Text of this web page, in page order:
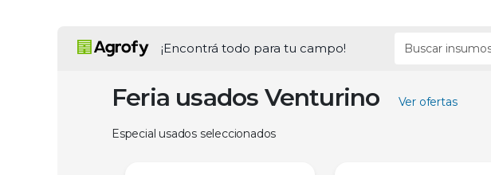
¡Encontrá todo para tu campo!
Feria usados Venturino Ver ofertas
Especial usados seleccionados